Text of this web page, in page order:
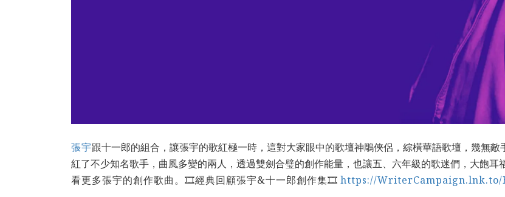
張宇跟十一郎的組合，讓張宇的歌紅極一時，這對大家眼中的歌壇神鵰俠侶，綜橫華語歌壇，幾無
紅了不少知名歌手，曲風多變的兩人，透過雙劍合璧的創作能量，也讓五、六年級的歌迷們，大飽耳
看更多張宇的創作歌曲。 🎞經典回顧張宇&十一郎創作集🎞 https://WriterCampaign.lnk.to/